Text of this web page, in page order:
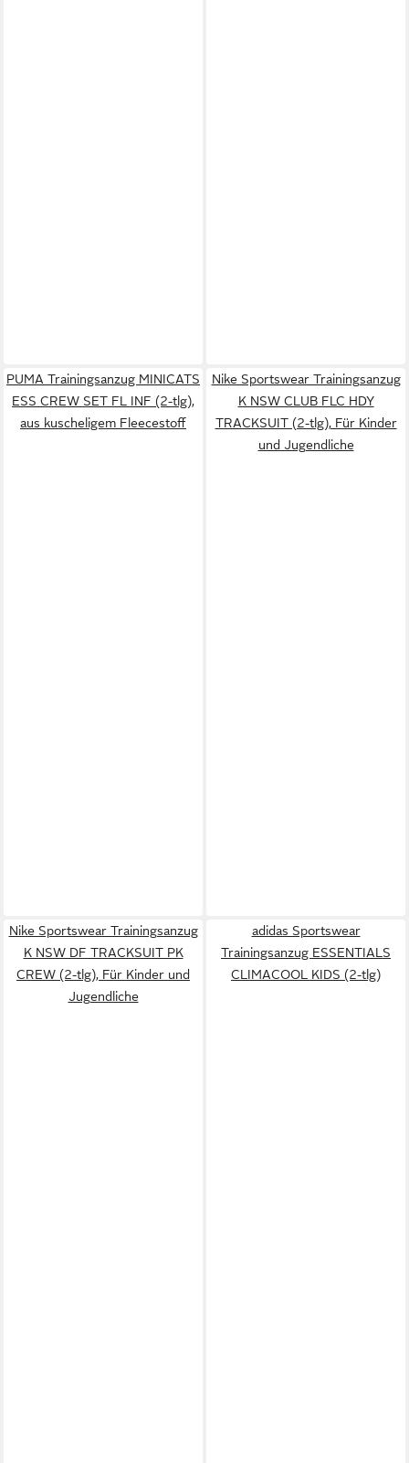
PUMA Trainingsanzug MINICATS
ESS CREW SET FL INF (2-tlg),
aus kuscheligem Fleecestoff
Nike Sportswear Trainingsanzug
K NSW CLUB FLC HDY
TRACKSUIT (2-tlg), Für Kinder
und Jugendliche
Nike Sportswear Trainingsanzug
K NSW DF TRACKSUIT PK
CREW (2-tlg), Für Kinder und
Jugendliche
adidas Sportswear
Trainingsanzug ESSENTIALS
CLIMACOOL KIDS (2-tlg)